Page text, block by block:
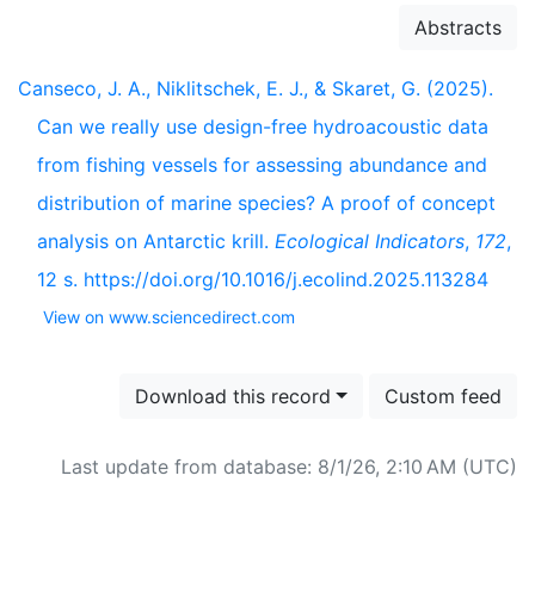
Abstracts
Canseco, J. A., Niklitschek, E. J., & Skaret, G. (2025).
Can we really use design-free hydroacoustic data
from fishing vessels for assessing abundance and
distribution of marine species? A proof of concept
analysis on Antarctic krill. Ecological Indicators, 172,
12 s. https://doi.org/10.1016/j.ecolind.2025.113284
View on www.sciencedirect.com
Download this record Custom feed
Last update from database: 8/1/26, 2:10 AM (UTC)